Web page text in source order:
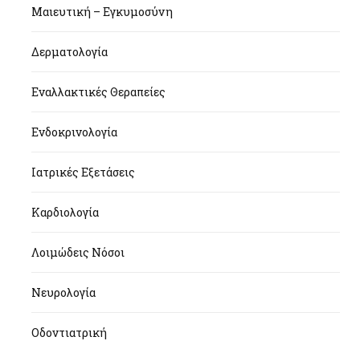
Μαιευτική – Εγκυμοσύνη
Δερματολογία
Εναλλακτικές Θεραπείες
Ενδοκρινολογία
Ιατρικές Εξετάσεις
Καρδιολογία
Λοιμώδεις Νόσοι
Νευρολογία
Οδοντιατρική